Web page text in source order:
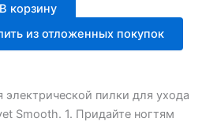
В корзину
из отложенных покупок
пилки для ухода
Smooth. 1. Придайте ногтям